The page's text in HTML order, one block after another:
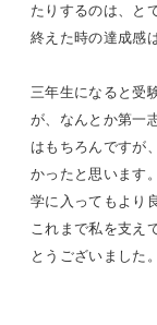
たりするのは、と
終えた時の達成感
三年生になると受
が、なんとか第一
はもちろんですが
かったと思います
学に入ってもより
これまで私を支え
とうございました。